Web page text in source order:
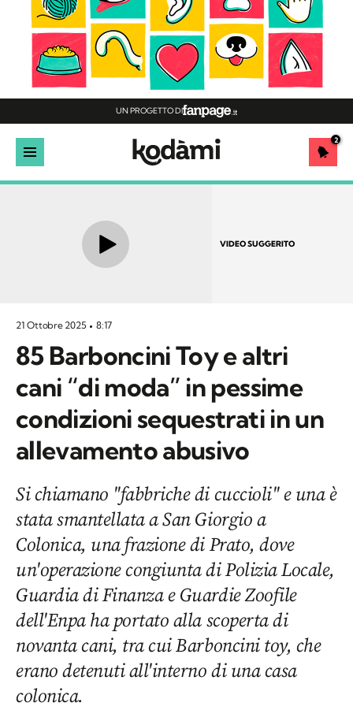
UN PROGETTO DI
2
VIDEO SUGGERITO
21 Ottobre 2025 8:17
85 Barboncini Toy e altri
cani “di moda” in pessime
condizioni sequestrati in un
allevamento abusivo
Si chiamano "fabbriche di cuccioli" e una è
stata smantellata a San Giorgio a
Colonica, una frazione di Prato, dove
un'operazione congiunta di Polizia Locale,
Guardia di Finanza e Guardie Zoofile
dell'Enpa ha portato alla scoperta di
novanta cani, tra cui Barboncini toy, che
erano detenuti all'interno di una casa
colonica.